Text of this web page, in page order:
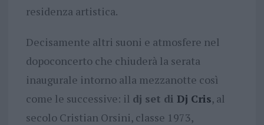
residenza artistica.
Decisamente altri suoni e atmosfere nel
dopoconcerto che chiuderà la serata
inaugurale intorno alla mezzanotte così
come le successive: il dj set di Dj Cris, al
secolo Cristian Orsini, classe 1973,